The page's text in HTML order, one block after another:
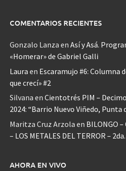
COMENTARIOS RECIENTES
Gonzalo Lanza en Así y Asá.
«Homerar» de Gabriel Galli
Laura en Escaramujo #6: Columna
que crecí» #2
Silvana en Cientotrés PIM –
2024: “Barrio Nuevo Viñedo, Punta
Maritza Cruz Arzola en BILONGO
– LOS METALES DEL TERROR –
AHORA EN VIVO